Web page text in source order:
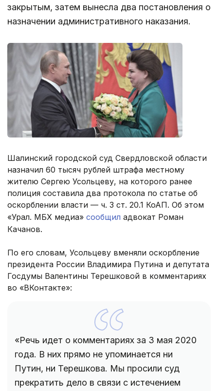
закрытым, затем вынесла два постановления о
назначении административного наказания.
Шалинский городской суд Свердловской области
назначил 60 тысяч рублей штрафа местному
жителю Сергею Усольцеву, на которого ранее
полиция составила два протокола по статье об
оскорблении власти — ч. 3 ст. 20.1 КоАП. Об этом
«Урал. МБХ медиа» сообщил адвокат Роман
Качанов.
По его словам, Усольцеву вменяли оскорбление
президента России Владимира Путина и депутата
Госдумы Валентины Терешковой в комментариях
во «ВКонтакте»:
«Речь идет о комментариях за 3 мая 2020
года. В них прямо не упоминается ни
Путин, ни Терешкова. Мы просили суд
прекратить дело в связи с истечением